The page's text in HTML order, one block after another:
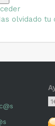
olvidado tu